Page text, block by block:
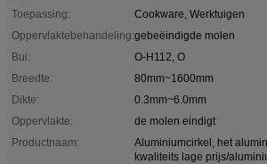
Toepassing:
Cookware, Werktuigen
Oppervlaktebehandeling:gebeëindigde molen
Bui:
O-H112, O
Breedte:
80mm~1600mm
Dikte:
0.3mm~6.0mm
Oppervlakte:
de molen eindigt
Productnaam:
Aluminiumcirkel, het
kwaliteits lage prijs/